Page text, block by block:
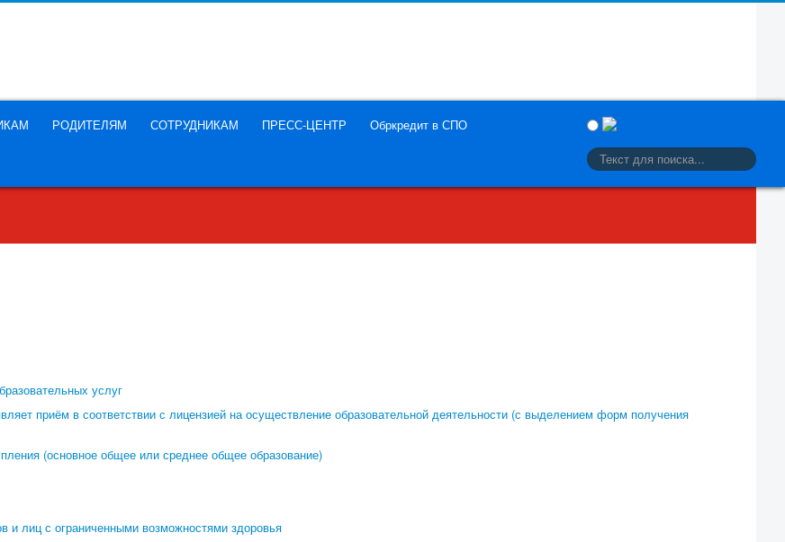
РОДИТЕЛЯМ СОТРУДНИКАМ ПРЕСС-ЦЕНТР
Обркредит в СПО
комиссии доступна по: тел:+7 (40141) 3-36-18, E-mail:
услуг
приём в соответствии с лицензией на осуществление образовательной деятельности (с выделением форм получения
(основное общее или среднее общее образование)
и лиц с ограниченными возможностями здоровья